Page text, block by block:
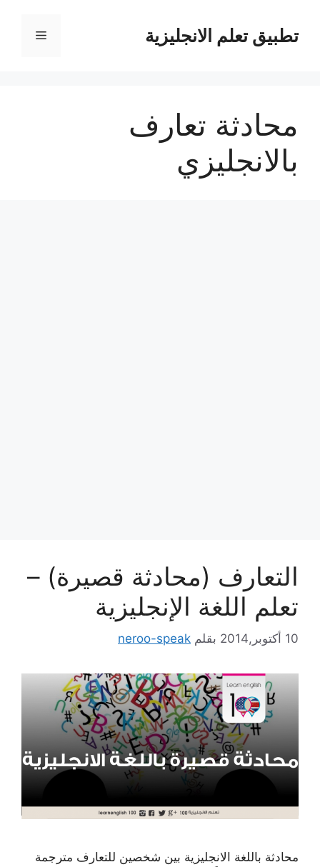
المحتوىتطبيق تعلم الانجليزية القائمة
محادثة تعارف
بالانجليزي
التعارف (محادثة قصيرة) –
تعلم اللغة الإنجليزية
10 أكتوبر,2014 بقلم neroo-speak
محادثة باللغة الانجليزية بين شخصين للتعارف مترجمة